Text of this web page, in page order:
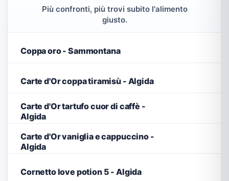
Più confronti, più trovi subito l'alimento
giusto.
Coppa oro - Sammontana
Carte d'Or coppa tiramisù - Algida
Carte d'Or tartufo cuor di caffè -
Algida
Carte d'Or vaniglia e cappuccino -
Algida
Cornetto love potion 5 - Algida